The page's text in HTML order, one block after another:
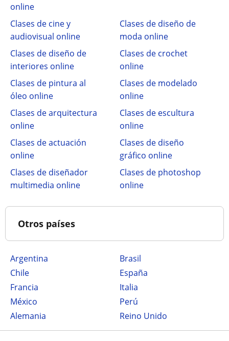
online
Clases de cine y
audiovisual online
Clases de diseño de
moda online
Clases de diseño de
interiores online
Clases de crochet
online
Clases de pintura al
óleo online
Clases de modelado
online
Clases de arquitectura
online
Clases de escultura
online
Clases de actuación
online
Clases de diseño
gráfico online
Clases de diseñador
multimedia online
Clases de photoshop
online
Otros países
Argentina
Brasil
Chile
España
Francia
Italia
México
Perú
Alemania
Reino Unido